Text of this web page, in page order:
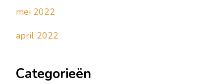
mei 2022
april 2022
Categorieën